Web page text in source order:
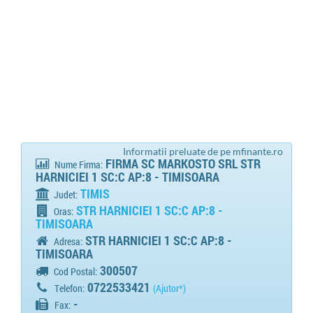
Informatii preluate de pe mfinante.ro
Nume Firma: FIRMA SC MARKOSTO SRL STR
HARNICIEI 1 SC:C AP:8 - TIMISOARA
Judet: TIMIS
Oras: STR HARNICIEI 1 SC:C AP:8 -
TIMISOARA
Adresa: STR HARNICIEI 1 SC:C AP:8 -
TIMISOARA
Cod Postal: 300507
Telefon: 0722533421(Ajutor*)
Fax: -